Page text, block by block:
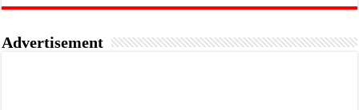
Advertisement